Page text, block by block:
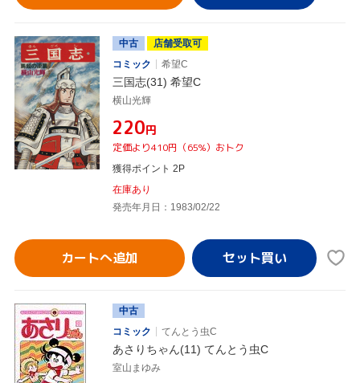
中古
店舗受取可
コミック
希望C
三国志(31) 希望C
横山光輝
¥220円
定価より410円（65%）おトク
獲得ポイント 2P
在庫あり
発売年月日：1983/02/22
カートへ追加
中古
コミック
てんとう虫C
あさりちゃん(11) てんとう虫C
室山まゆみ